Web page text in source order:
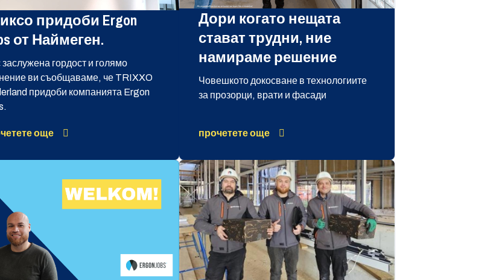
придоби Ergon
от Наймеген.
гордост и голямо
ви съобщаваме, че TRIXXO
придоби компанията Ergon
още
Дори когато нещата
стават трудни, ние
намираме решение
Човешкото докосване в технологиите
за прозорци, врати и фасади
прочетете още